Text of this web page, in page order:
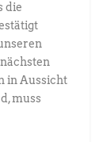
die
in Aussicht
muss